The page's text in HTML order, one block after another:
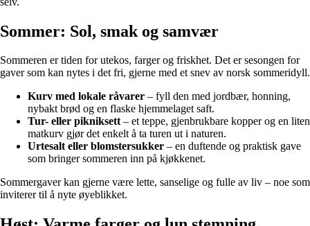
Sommer: Sol, smak og samvær
Sommeren er tiden for utekos, farger og friskhet. Det er sesongen for
gaver som kan nytes i det fri, gjerne med et snev av norsk sommeridyll.
Kurv med lokale råvarer – fyll den med jordbær, honning,
nybakt brød og en flaske hjemmelaget saft.
Tur- eller pikniksett– et teppe, gjenbrukbare kopper og en liten
matkurv gjør det enkelt å ta turen ut i naturen.
Urtesalt eller blomstersukker – en duftende og praktisk gave
som bringer sommeren inn på kjøkkenet.
Sommergaver kan gjerne være lette, sanselige og fulle av liv – noe som
inviterer til å nyte øyeblikket.